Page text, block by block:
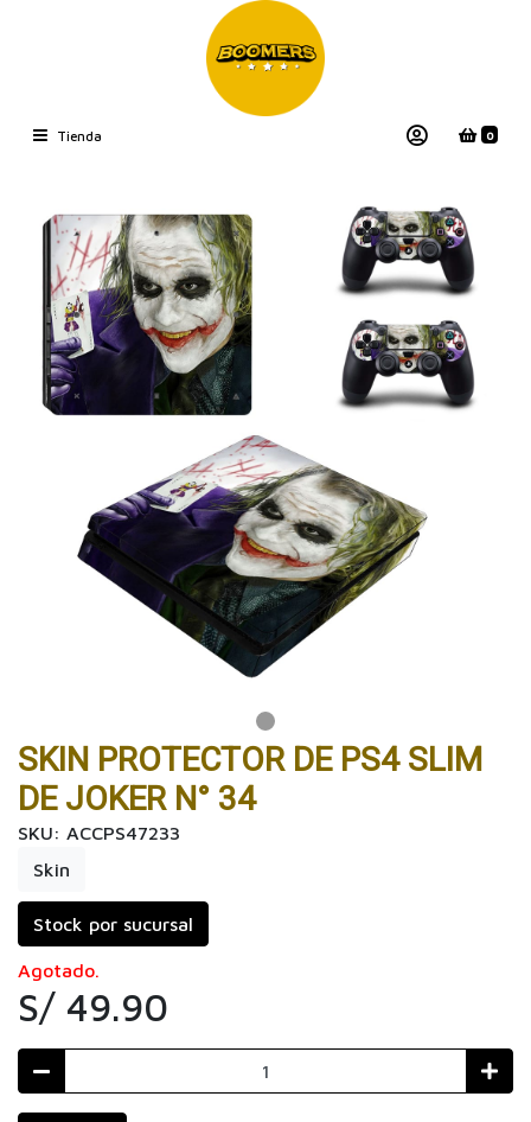
Tienda 0
SKIN PROTECTOR DE PS4 SLIM
DE JOKER N° 34
SKU: ACCPS47233
Skin
Stock por sucursal
Agotado.
S/ 49.90